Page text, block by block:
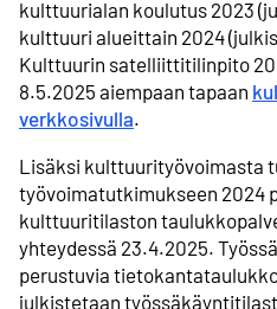
kulttuurialan koulutus 2023
kulttuuri alueittain 2024
Kulttuurin satelliittitilinpito
8.5.2025 aiempaan tapaan
verkkosivulla.
Lisäksi kulttuurityövoimasta
työvoimatutkimukseen 2024
kulttuuritilaston
yhteydessä 23.4.2025.
perustuvia
julkistetaan